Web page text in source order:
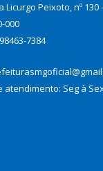
Licurgo Peixoto, nº 130
000
7384
atendimento: Seg à